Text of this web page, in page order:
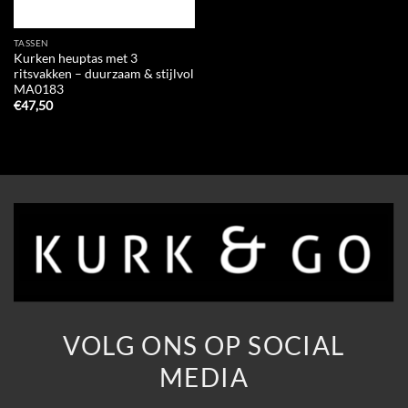
TASSEN
Kurken heuptas met 3
ritsvakken – duurzaam & stijlvol
MA0183
€47,50
VOLG ONS OP SOCIAL
MEDIA